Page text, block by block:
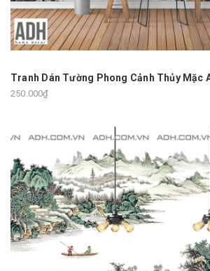
Tranh Dán Tường Phong Cảnh Thủy Mặc
250.000₫